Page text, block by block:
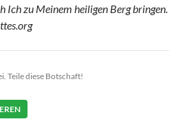
Ich zu Meinem heiligen Berg bringen.
Teile diese Botschaft!